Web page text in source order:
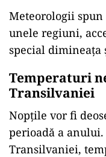
Meteorologii
unele regiuni,
special dimineața
Temperaturi
Transilvaniei
Nopțile vor fi
perioadă a
Transilvaniei,